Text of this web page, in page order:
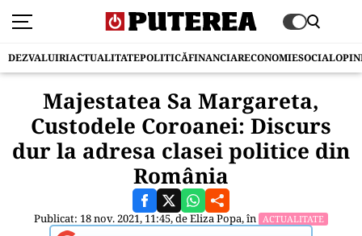
DEZVALUIRIACTUALITATEPOLITICĂFINANCIARECONOMIESOCIAL
Majestatea Sa Margareta,
Custodele Coroanei: Discurs
dur la adresa clasei politice din
România
Publicat: 18 nov. 2021, 11:45, deEliza Popa, în ACTUALITATE